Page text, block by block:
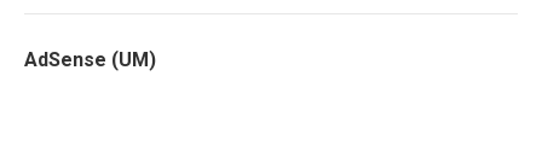
AdSense (UM)